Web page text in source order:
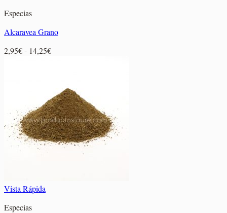
Especias
Alcaravea Grano
2,95€- 14,25€Rango
2,95€
hasta
14,25€
Vista Rápida
Especias